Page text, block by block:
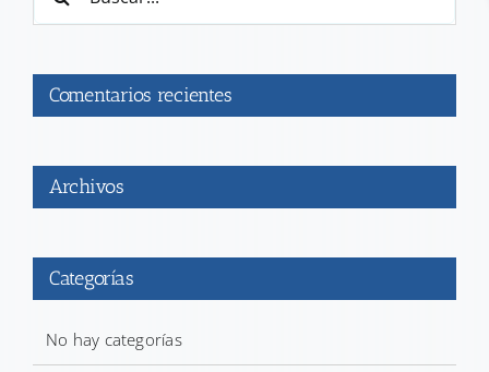
Comentarios recientes
Archivos
Categorías
No hay categorías